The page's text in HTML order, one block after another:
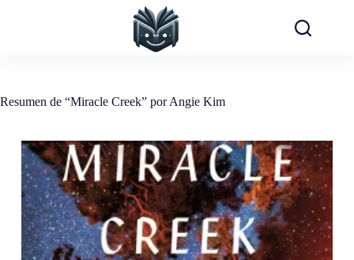
Resumen de “Miracle Creek” por Angie Kim